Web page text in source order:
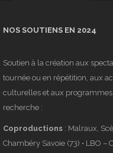
Humain
Scène
NOS SOUTIENS EN 2024
Soutien à la création aux
tournée ou en répétition, aux
culturelles et aux programmes
recherche :
Coproductions: Malraux,
Chambéry Savoie (73) • LBO –